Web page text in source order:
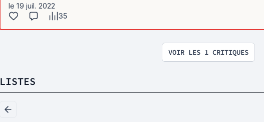
le 19 juil. 2022
35
VOIR LES 1 CRITIQUES
LISTES